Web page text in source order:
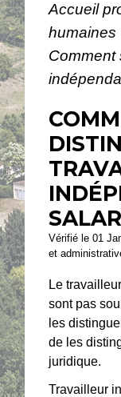
Accueil
humaines
Comment
Vérifié le 01
et
Le
sont pas
les
de les
juridique.
Travailleur